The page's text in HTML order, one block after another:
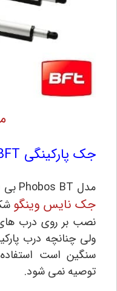
جک پارکینگی BFT مدل Phobos bt
مدل Phobos BT بی اف تی محصولی است که مانند
جک نایس وینگو
نصب بر روی درب
ولی چنانچه درب
سنگین است
توصیه نمی شود.